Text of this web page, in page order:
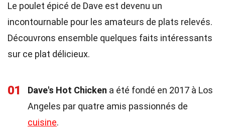
Le poulet épicé de Dave est devenu un
incontournable pour les amateurs de plats relevés.
Découvrons ensemble quelques faits intéressants
sur ce plat délicieux.
01 Dave's Hot Chicken a été fondé en 2017 à Los
Angeles par quatre amis passionnés de
cuisine.